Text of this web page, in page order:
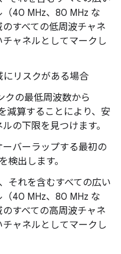
40 MHz、80 MHz な
すべての低周波チャネ
ャネルとしてマークし
リスクがある場合
クの最低周波数から
減算することにより、安
の下限を見つけます。
バーラップする最初の
検出します。
それを含むすべての広い
40 MHz、80 MHz な
すべての高周波チャネ
ャネルとしてマークし